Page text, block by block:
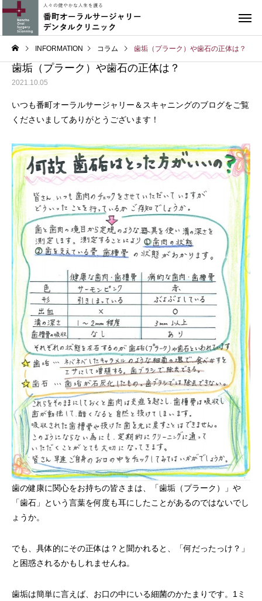
INFORMATION コラム 歯垢（プラーク）や歯石の正体は？
歯垢（プラーク）や歯石の正体は？
2021.10.05
いつも番町オーラルサージャリー＆スキャニングのブログをご覧
くださいましてありがとうございます！
歯の健康に関心をお持ちの皆さまは、「歯垢（プラーク）」や
「歯石」という言葉を何度も耳にしたことがあるのではないでし
ょうか。
でも、具体的にその正体は？と聞かれると、「何だったっけ？」
と困惑されるかもしれませんね。
歯垢は簡単に言えば、お口の中にいる細菌のかたまりです。1ミ